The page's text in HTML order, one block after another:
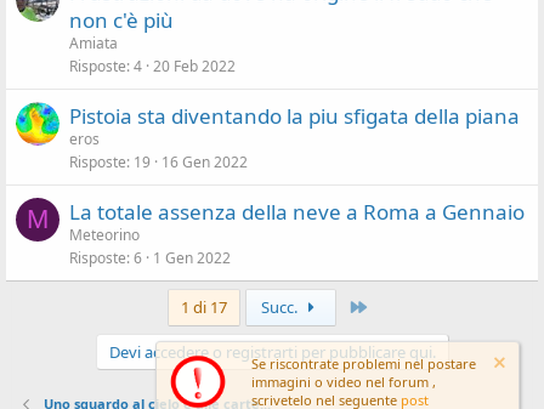
non c'è più
Amiata
Risposte 4 20 Feb 2022
Pistoia sta diventando la piu sfigata della piana
eros
Risposte 19 16 Gen 2022
M La totale assenza della neve a Roma a Gennaio
Meteorino
Risposte 6 1 Gen 2022
1 di 17 Succ.
Devi accedere o registrarti per pubblicare qui.
Uno sguardo al cielo e alle carte...
Se riscontrate problemi nel postare
immagini o video nel forum ,
scrivetelo nel seguente post